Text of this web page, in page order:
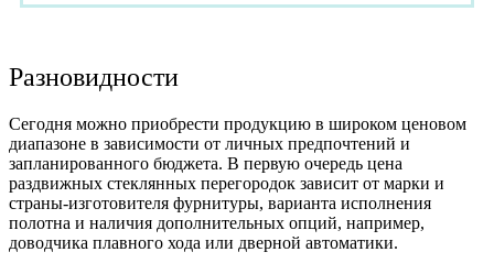
Разновидности
Сегодня можно приобрести продукцию в широком ценовом
диапазоне в зависимости от личных предпочтений и
запланированного бюджета. В первую очередь цена
раздвижных стеклянных перегородок зависит от марки и
страны-изготовителя фурнитуры, варианта исполнения
полотна и наличия дополнительных опций, например,
доводчика плавного хода или дверной автоматики.